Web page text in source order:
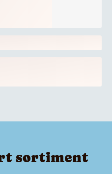
sortiment